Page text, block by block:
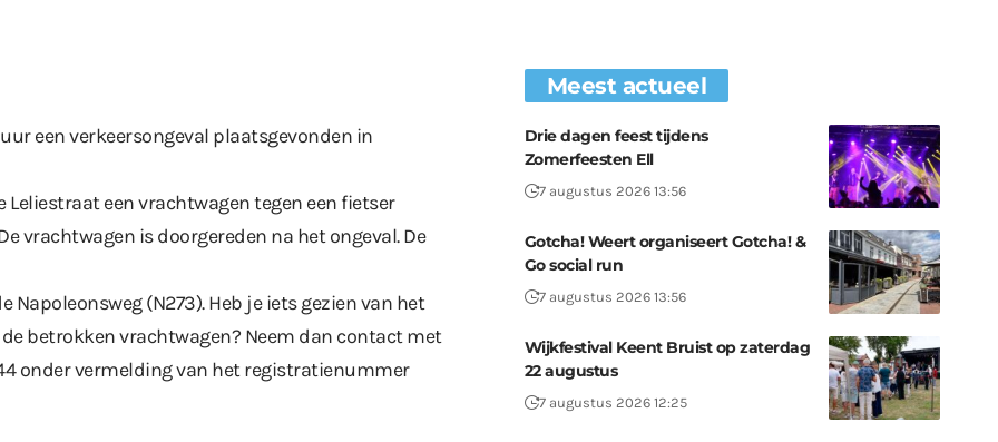
een verkeersongeval plaatsgevonden in
een vrachtwagen tegen een fietser
vrachtwagen is doorgereden na het ongeval. De
(N273). Heb je iets gezien van het
betrokken vrachtwagen? Neem dan contact met
onder vermelding van het registratienummer
Meest actueel
Drie dagen feest tijdens
Zomerfeesten Ell
7 augustus 2026 13:56
Gotcha! Weert organiseert Gotcha! &
Go social run
7 augustus 2026 13:56
Wijkfestival Keent Bruist op zaterdag
22 augustus
7 augustus 2026 12:25